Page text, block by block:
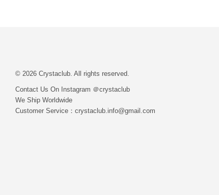
© 2026 Crystaclub. All rights reserved.
Contact Us On Instagram ＠crystaclub
We Ship Worldwide
Customer Service：crystaclub.info@gmail.com